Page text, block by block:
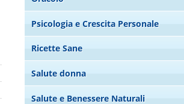
Psicologia e Crescita Personale
Ricette Sane
Salute donna
Salute e Benessere Naturali